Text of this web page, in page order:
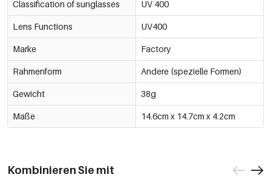
Classification of sunglasses UV 400
Lens Functions UV400
Marke Factory
Rahmenform Andere (spezielle Formen)
Gewicht 38g
Maße 14.6cm x 14.7cm x 4.2cm
Kombinieren Sie mit